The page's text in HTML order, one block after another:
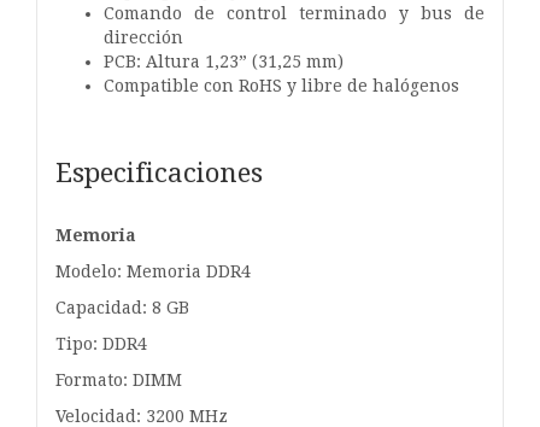
Comando de control terminado y bus de
dirección
PCB: Altura 1,23” (31,25 mm)
Compatible con RoHS y libre de halógenos
Especificaciones
Memoria
Modelo: Memoria DDR4
Capacidad: 8 GB
Tipo: DDR4
Formato: DIMM
Velocidad: 3200 MHz